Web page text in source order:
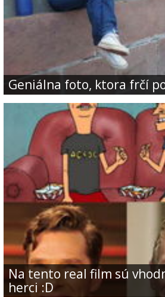
Geniálna foto, ktora frčí
Na tento real film sú vhodní títo dvaja
herci :D